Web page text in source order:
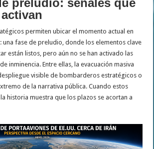
preludio: señales que
permiten ubicar el momento actual en
una fase de preludio, donde los elementos clave
están listos, pero aún no se han activado las
inminencia. Entre ellas, la evacuación masiva
visible de bombarderos estratégicos o
de la narrativa pública. Cuando estos
historia muestra que los plazos se acortan a